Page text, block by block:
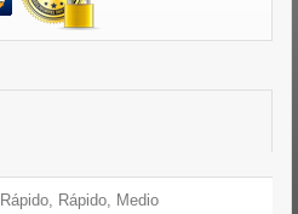
Rápido, Medio